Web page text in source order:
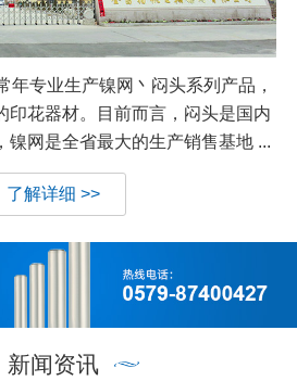
年专业生产镍网丶闷头系列产品，
印花器材。目前而言，闷头是国内
镍网是全省最大的生产销售基地 ...
了解详细 >>
新闻资讯